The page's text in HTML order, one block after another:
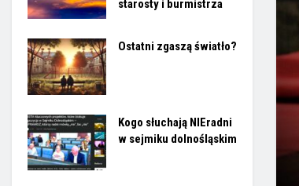
starosty i burmistrza
Ostatni zgaszą światło?
Kogo słuchają NIEradni
w sejmiku dolnośląskim